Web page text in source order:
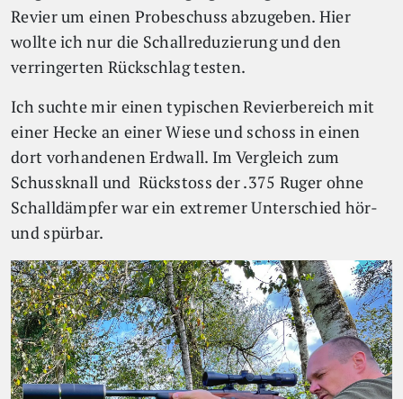
Revier um einen Probeschuss abzugeben. Hier
wollte ich nur die Schallreduzierung und den
verringerten Rückschlag testen.
Ich suchte mir einen typischen Revierbereich mit
einer Hecke an einer Wiese und schoss in einen
dort vorhandenen Erdwall. Im Vergleich zum
Schussknall und Rückstoss der .375 Ruger ohne
Schalldämpfer war ein extremer Unterschied hör-
und spürbar.